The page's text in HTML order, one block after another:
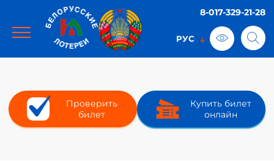
8-017-329-21-28
Проверить
билет
Купить билет
онлайн